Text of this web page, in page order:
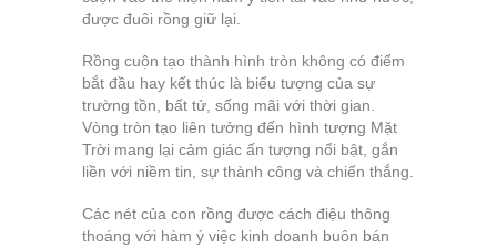
được đuôi rồng giữ lại.
Rồng cuộn tạo thành hình tròn không có điểm
bắt đầu hay kết thúc là biểu tượng của sự
trường tồn, bất tử, sống mãi với thời gian.
Vòng tròn tạo liên tưởng đến hình tượng Mặt
Trời mang lại cảm giác ấn tượng nổi bật, gắn
liền với niềm tin, sự thành công và chiến thắng.
Các nét của con rồng được cách điệu thông
thoáng với hàm ý việc kinh doanh buôn bán